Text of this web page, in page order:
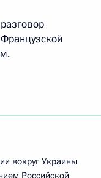
вокруг Украины
Российской